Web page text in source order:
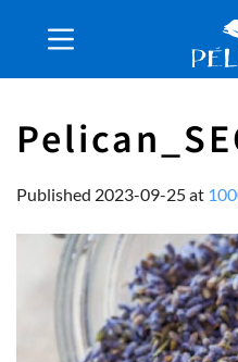
Published 2023-09-25at